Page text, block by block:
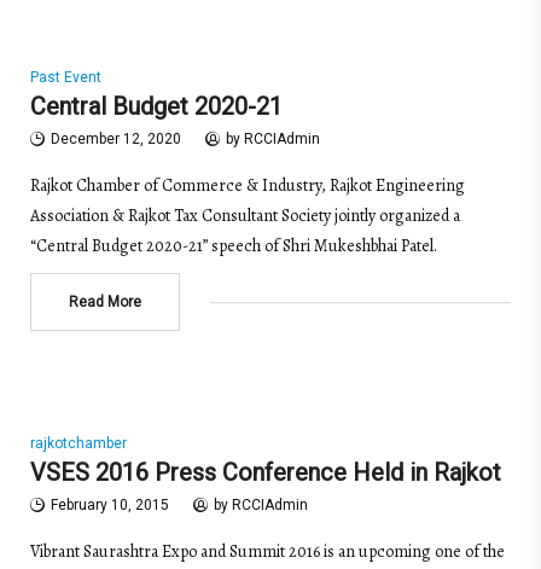
Past Event
Central Budget 2020-21
December 12, 2020 by RCCIAdmin
Rajkot Chamber of Commerce & Industry, Rajkot Engineering
Association & Rajkot Tax Consultant Society jointly organized a
“Central Budget 2020-21” speech of Shri Mukeshbhai Patel.
Read More
rajkotchamber
VSES 2016 Press Conference Held in Rajkot
February 10, 2015 by RCCIAdmin
Vibrant Saurashtra Expo and Summit 2016 is an upcoming one of the